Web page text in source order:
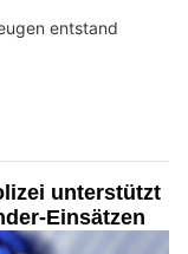
entstand
unterstützt
Einsätzen